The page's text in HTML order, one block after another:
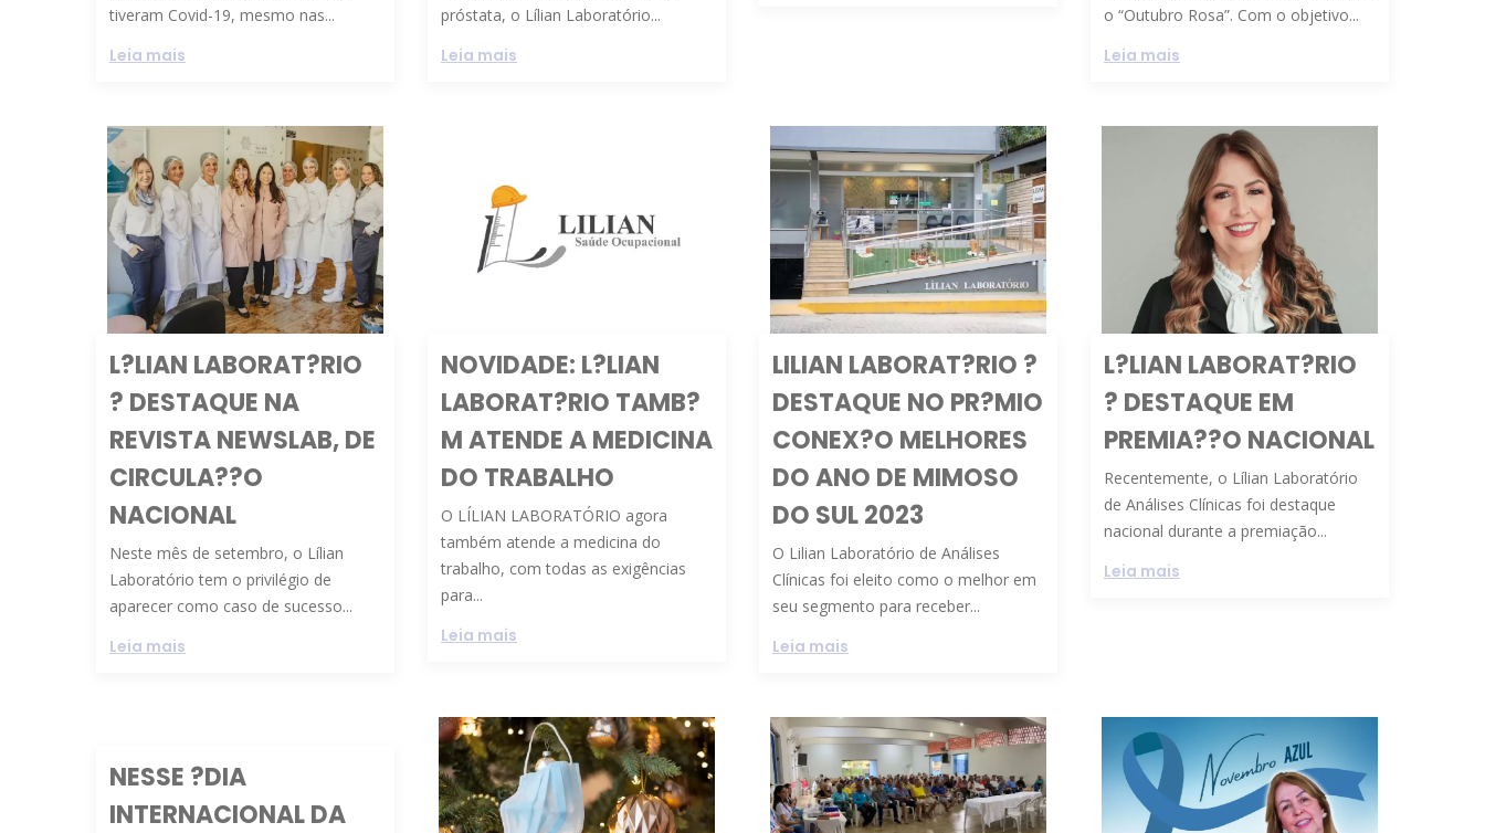
tiveram Covid-19, mesmo nas...
Leia mais
próstata, o Lílian Laboratório...
Leia mais
o “Outubro Rosa”. Com o objetivo...
Leia mais
L?LIAN LABORAT?RIO
? DESTAQUE NA
REVISTA NEWSLAB, DE
CIRCULA??O
NACIONAL
Neste mês de setembro, o Lílian
Laboratório tem o privilégio de
aparecer como caso de sucesso...
Leia mais
NOVIDADE: L?LIAN
LABORAT?RIO TAMB?
M ATENDE A MEDICINA
DO TRABALHO
O LÍLIAN LABORATÓRIO agora
também atende a medicina do
trabalho, com todas as exigências
para...
Leia mais
LILIAN LABORAT?RIO ?
DESTAQUE NO PR?MIO
CONEX?O MELHORES
DO ANO DE MIMOSO
DO SUL 2023
O Lilian Laboratório de Análises
Clínicas foi eleito como o melhor em
seu segmento para receber...
Leia mais
L?LIAN LABORAT?RIO
? DESTAQUE EM
PREMIA??O NACIONAL
Recentemente, o Lílian Laboratório
de Análises Clínicas foi destaque
nacional durante a premiação...
Leia mais
NESSE ?DIA
INTERNACIONAL DA